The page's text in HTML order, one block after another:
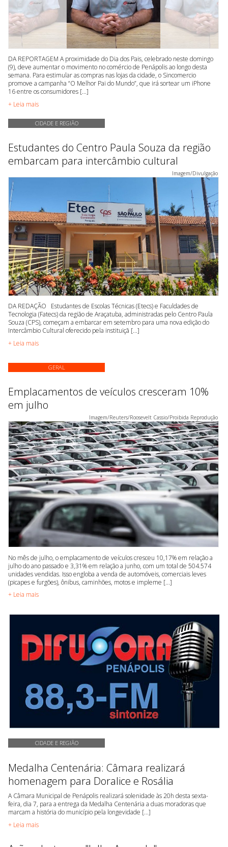
DA REPORTAGEM A proximidade do Dia dos Pais, celebrado neste domingo
(9), deve aumentar o movimento no comércio de Penápolis ao longo desta
semana. Para estimular as compras nas lojas da cidade, o Sincomercio
promove a campanha “O Melhor Pai do Mundo”, que irá sortear um iPhone
16 entre os consumidores [...]
+ Leia mais
CIDADE E REGIÃO
Estudantes do Centro Paula Souza da região
embarcam para intercâmbio cultural
Imagem/Divulgação
DA REDAÇÃO Estudantes de Escolas Técnicas (Etecs) e Faculdades de
Tecnologia (Fatecs) da região de Araçatuba, administradas pelo Centro Paula
Souza (CPS), começam a embarcar em setembro para uma nova edição do
Intercâmbio Cultural oferecido pela instituiçã [...]
+ Leia mais
GERAL
Emplacamentos de veículos cresceram 10%
em julho
Imagem/Reuters/Roosevelt Cassio/Proibida Reprodução
No mês de julho, o emplacamento de veículos cresceu 10,17% em relação a
julho do ano passado e 3,31% em relação a junho, com um total de 504.574
unidades vendidas. Isso engloba a venda de automóveis, comerciais leves
(picapes e furgões), ônibus, caminhões, motos e impleme [...]
+ Leia mais
CIDADE E REGIÃO
Medalha Centenária: Câmara realizará
homenagem para Doralice e Rosália
A Câmara Municipal de Penápolis realizará solenidade às 20h desta sexta-
feira, dia 7, para a entrega da Medalha Centenária a duas moradoras que
marcam a história do município pela longevidade [...]
+ Leia mais